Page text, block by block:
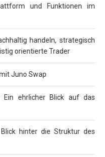
und Funktionen im
handeln, strategisch
orientierte Trader
Juno Swap
Ein ehrlicher Blick auf das
hinter die Struktur des